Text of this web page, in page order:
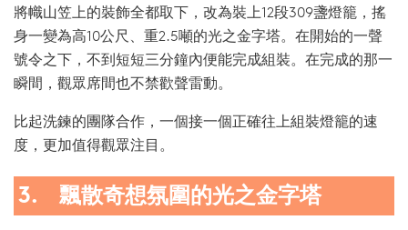
將幟山笠上的裝飾全都取下，改為裝上12段309盞燈籠，搖
身一變為高10公尺、重2.5噸的光之金字塔。在開始的一聲
號令之下，不到短短三分鐘內便能完成組裝。在完成的那一
瞬間，觀眾席間也不禁歡聲雷動。
比起洗鍊的團隊合作，一個接一個正確往上組裝燈籠的速
度，更加值得觀眾注目。
3. 飄散奇想氛圍的光之金字塔